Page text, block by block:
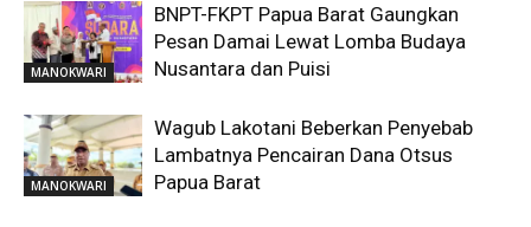
MANOKWARI
BNPT-FKPT Papua Barat Gaungkan
Pesan Damai Lewat Lomba Budaya
Nusantara dan Puisi
MANOKWARI
Wagub Lakotani Beberkan Penyebab
Lambatnya Pencairan Dana Otsus
Papua Barat